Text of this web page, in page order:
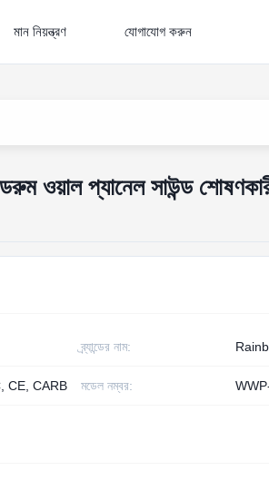
মান নিয়ন্ত্রণ যোগাযোগ করুন
ওয়াল প্যানেল সাউন্ড শোষণকারী
ব্র্যান্ডের নাম:
CE, CARB মডেল নম্বর: